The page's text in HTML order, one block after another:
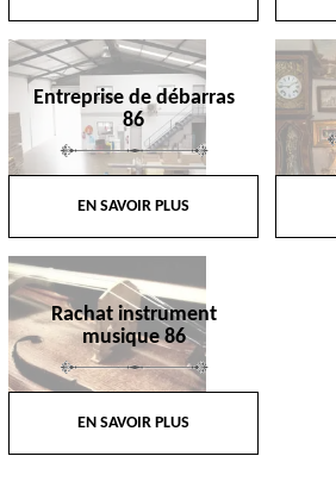
Entreprise de débarras
86
EN SAVOIR PLUS
Rachat instrument
musique 86
EN SAVOIR PLUS